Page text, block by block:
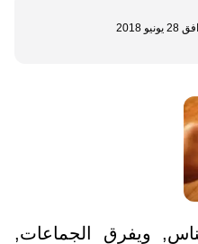
ويفرق الجماعات,